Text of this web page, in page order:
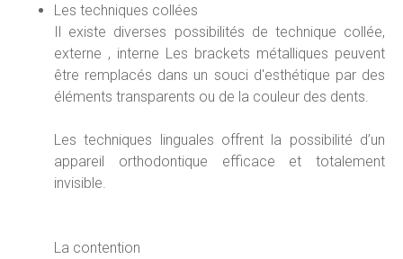
Les techniques collées
Il existe diverses possibilités de technique collée,
externe , interne Les brackets métalliques peuvent
être remplacés dans un souci d'esthétique par des
éléments transparents ou de la couleur des dents.
Les techniques linguales offrent la possibilité d’un
appareil orthodontique efficace et totalement
invisible.
La contention